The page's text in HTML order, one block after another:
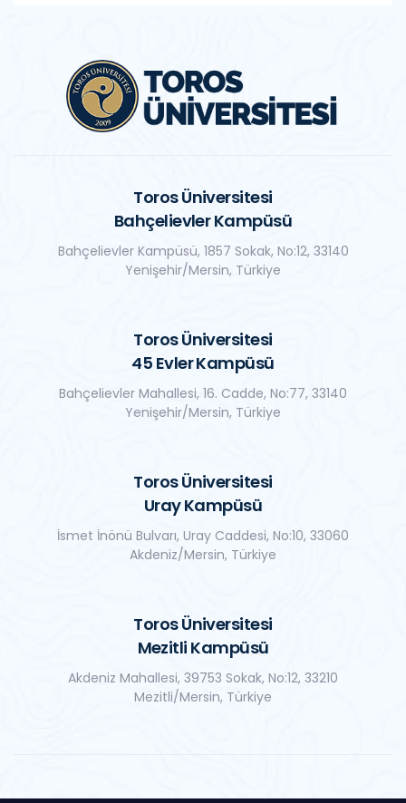
Toros Üniversitesi
Bahçelievler Kampüsü
Bahçelievler Kampüsü, 1857 Sokak, No:12, 33140
Yenişehir/Mersin, Türkiye
Toros Üniversitesi
45 Evler Kampüsü
Bahçelievler Mahallesi, 16. Cadde, No:77, 33140
Yenişehir/Mersin, Türkiye
Toros Üniversitesi
Uray Kampüsü
İsmet İnönü Bulvarı, Uray Caddesi, No:10, 33060
Akdeniz/Mersin, Türkiye
Toros Üniversitesi
Mezitli Kampüsü
Akdeniz Mahallesi, 39753 Sokak, No:12, 33210
Mezitli/Mersin, Türkiye